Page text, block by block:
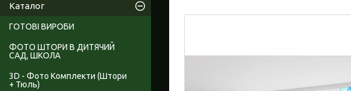
Каталог
ГОТОВІ ВИРОБИ
ФОТО ШТОРИ В ДИТЯЧИЙ
САД, ШКОЛА
3D - Фото Комплекти (Штори
+ Тюль)